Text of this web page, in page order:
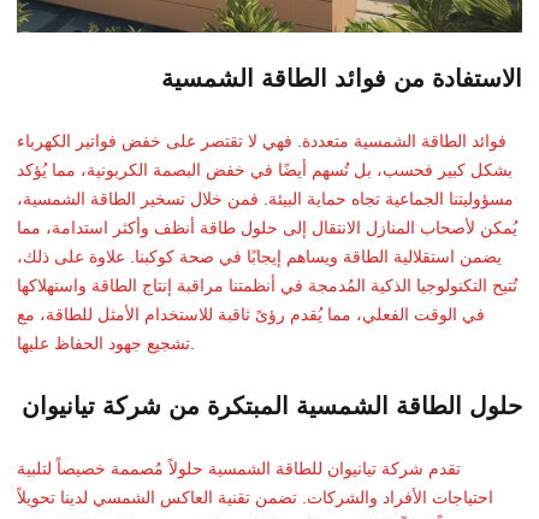
الاستفادة من فوائد الطاقة الشمسية
فوائد الطاقة الشمسية متعددة. فهي لا تقتصر على خفض فواتير الكهرباء
بشكل كبير فحسب، بل تُسهم أيضًا في خفض البصمة الكربونية، مما يُؤكد
مسؤوليتنا الجماعية تجاه حماية البيئة. فمن خلال تسخير الطاقة الشمسية،
يُمكن لأصحاب المنازل الانتقال إلى حلول طاقة أنظف وأكثر استدامة، مما
يضمن استقلالية الطاقة ويساهم إيجابًا في صحة كوكبنا. علاوة على ذلك،
تُتيح التكنولوجيا الذكية المُدمجة في أنظمتنا مراقبة إنتاج الطاقة واستهلاكها
في الوقت الفعلي، مما يُقدم رؤىً ثاقبة للاستخدام الأمثل للطاقة، مع
تشجيع جهود الحفاظ عليها.
حلول الطاقة الشمسية المبتكرة من شركة تيانيوان
تقدم شركة تيانيوان للطاقة الشمسية حلولاً مُصممة خصيصاً لتلبية
احتياجات الأفراد والشركات. تضمن تقنية العاكس الشمسي لدينا تحويلاً